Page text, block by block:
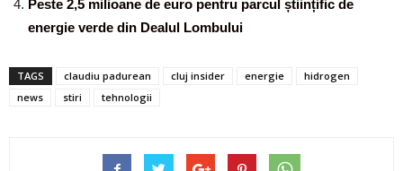
Peste 2,5 milioane de euro pentru parcul științific de
energie verde din Dealul Lombului
TAGS claudiu padurean cluj insider energie
hidrogen
news
stiri tehnologii